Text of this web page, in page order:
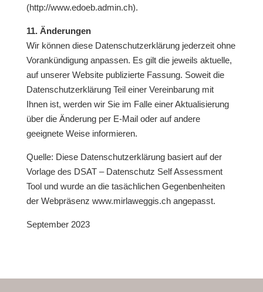
(http://www.edoeb.admin.ch).
11. Änderungen
Wir können diese Datenschutzerklärung jederzeit ohne
Vorankündigung anpassen. Es gilt die jeweils aktuelle,
auf unserer Website publizierte Fassung. Soweit die
Datenschutzerklärung Teil einer Vereinbarung mit
Ihnen ist, werden wir Sie im Falle einer Aktualisierung
über die Änderung per E-Mail oder auf andere
geeignete Weise informieren.
Quelle: Diese Datenschutzerklärung basiert auf der
Vorlage des DSAT – Datenschutz Self Assessment
Toolund wurde an die tasächlichen Gegenbenheiten
der Webpräsenz www.mirlaweggis.changepasst.
September 2023